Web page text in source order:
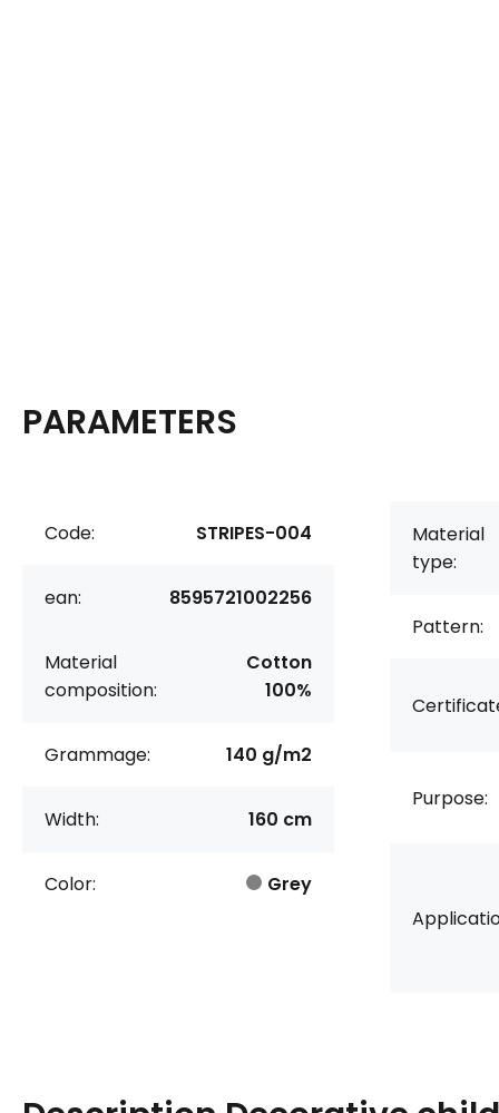
PARAMETERS
Code: STRIPES-004
ean: 8595721002256
Material
composition:
Cotton
100%
Grammage: 140 g/m2
Width: 160 cm
Color: Grey
Material
type:
Pattern:
Purpose: